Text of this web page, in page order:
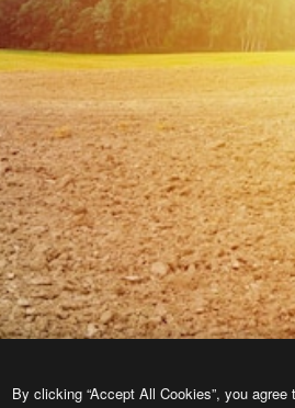
By clicking “Accept All Cookies”, you